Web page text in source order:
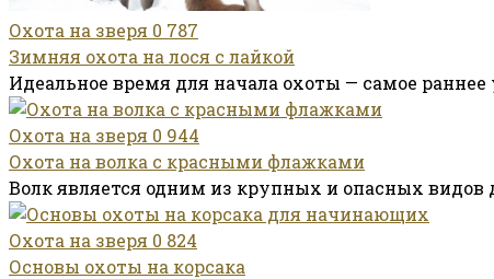
Охота на зверя 0 787
Зимняя охота на лося с лайкой
Идеальное время для начала охоты — самое раннее
Охота на зверя 0 944
Охота на волка с красными флажками
Волк является одним из крупных и опасных
Охота на зверя 0 824
Основы охоты на корсака